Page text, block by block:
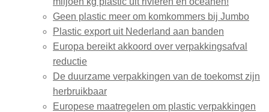
Geen plastic meer om komkommers bij Jumbo
Plastic export uit Nederland aan banden
Europa bereikt akkoord over verpakkingsafval
reductie
De duurzame verpakkingen van de toekomst zijn
herbruikbaar
Europese maatregelen om plastic verpakkingen